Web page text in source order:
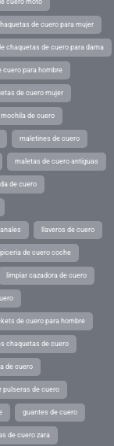
de cuero para mujer
chaquetas de cuero para dama
cuero para hombre
de cuero mujer
mochila de cuero
maletines de cuero
maletas de cuero antiguas
de cuero
llaveros de cuero
de cuero coche
limpiar cazadora de cuero
de cuero para hombre
chaquetas de cuero
de cuero
pulseras de cuero
guantes de cuero
de cuero zara